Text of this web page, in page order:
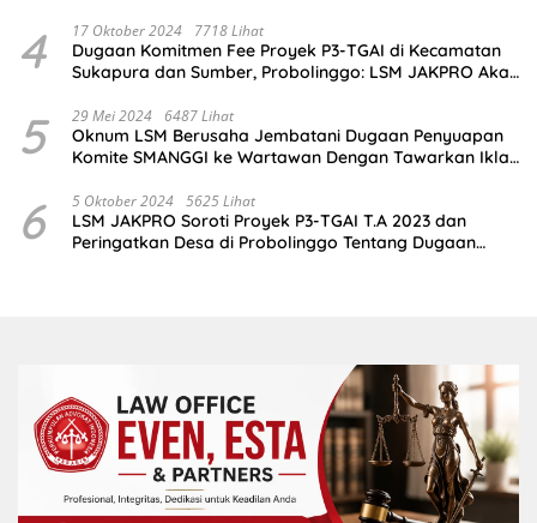
4 17 Oktober 2024 7718 Lihat
Dugaan Komitmen Fee Proyek P3-TGAI di Kecamatan
Sukapura dan Sumber, Probolinggo: LSM JAKPRO Akan
5 29 Mei 2024 6487 Lihat
Oknum LSM Berusaha Jembatani Dugaan Penyuapan
Komite SMANGGI ke Wartawan Dengan Tawarkan Iklan
6 5 Oktober 2024 5625 Lihat
LSM JAKPRO Soroti Proyek P3-TGAI T.A 2023 dan
Peringatkan Desa di Probolinggo Tentang Dugaan